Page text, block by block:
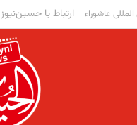
المللی عاشوراء ارتباط با حسین‌نیوز